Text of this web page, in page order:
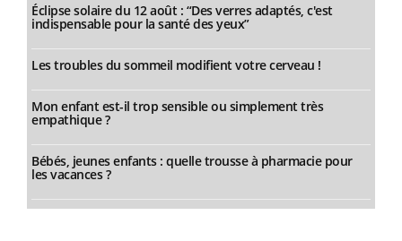
Éclipse solaire du 12 août : “Des verres adaptés, c'est
indispensable pour la santé des yeux”
Les troubles du sommeil modifient votre cerveau !
Mon enfant est-il trop sensible ou simplement très
empathique ?
Bébés, jeunes enfants : quelle trousse à pharmacie pour
les vacances ?